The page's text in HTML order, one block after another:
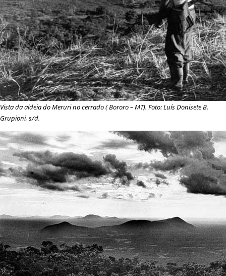
Vista da aldeia do Meruri no cerrado (Bororo– MT). Foto: Luís Donisete B.
Grupioni, s/d.